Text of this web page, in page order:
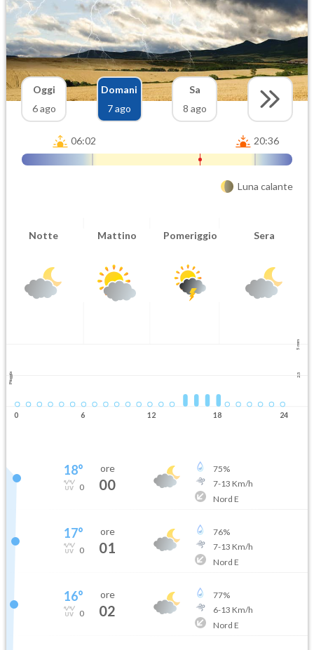
Oggi
6 ago
Domani
7 ago
Sa
8 ago
06:02 20:36
Luna calante
Notte Mattino Pomeriggio Sera
5 mm
2.5
Pioggia
0 6 12 18 24
18°
0
ore
00
75%
7-13 Km/h
Nord E
17°
0
ore
01
76%
7-13 Km/h
Nord E
16°
0
ore
02
77%
6-13 Km/h
Nord E